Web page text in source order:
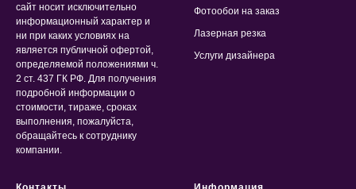
сайт носит исключительно
информационный характер и
ни при каких условиях на
является публичной офертой,
определяемой положениями ч.
2 ст. 437 ГК РФ. Для получения
подробной информации о
стоимости, тираже, сроках
выполнения, пожалуйста,
обращайтесь к сотруднику
компании.
Фотообои на заказ
Лазерная резка
Услуги дизайнера